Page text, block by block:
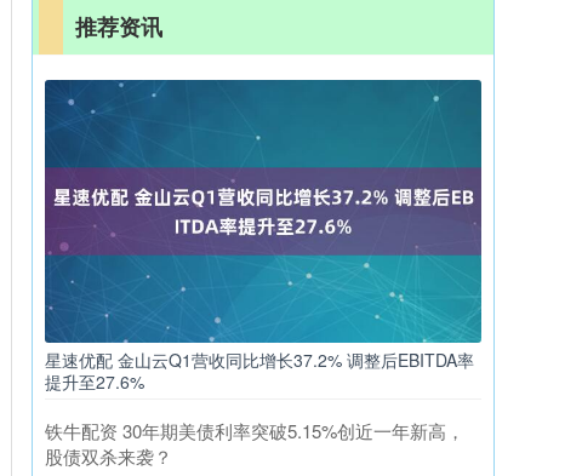
推荐资讯
星速优配 金山云Q1营收同比增长37.2% 调整后EBITDA率
提升至27.6%
铁牛配资 30年期美债利率突破5.15%创近一年新高，
股债双杀来袭？